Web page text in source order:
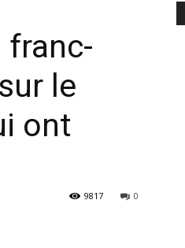
franc-
le
ont
0
9817